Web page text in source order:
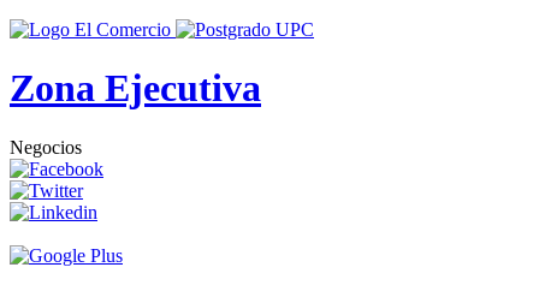
Zona Ejecutiva
Negocios